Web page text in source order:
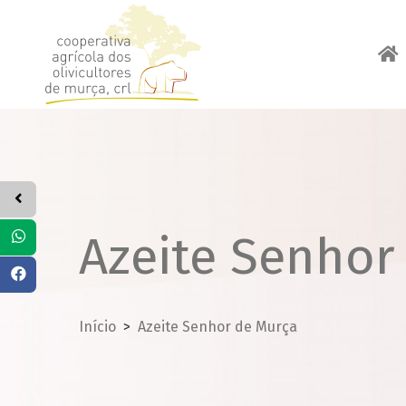
Azeite
Início Azeite Senhor de Murça